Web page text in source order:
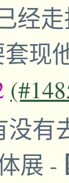
经
现
有
展 -